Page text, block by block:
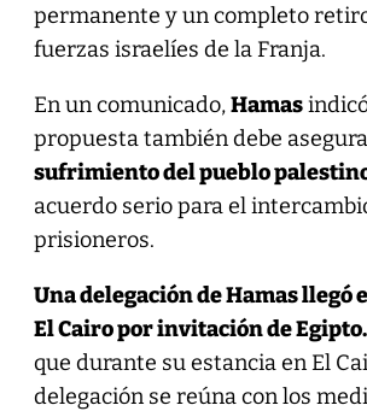
permanente y un completo
fuerzas israelíes de la Franja.
En un comunicado,Hamas
propuesta también debe
sufrimiento del pueblo
acuerdo serio para el
prisioneros.
Una delegación de Hamas llegó
El Cairo por invitación de Egipto.
que durante su estancia en El
delegación se reúna con los